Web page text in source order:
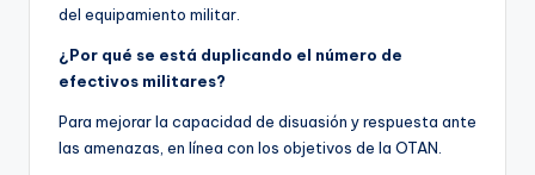
del equipamiento militar.
¿Por qué se está duplicando el número de
efectivos militares?
Para mejorar la capacidad de disuasión y respuesta ante
las amenazas, en línea con los objetivos de la OTAN.